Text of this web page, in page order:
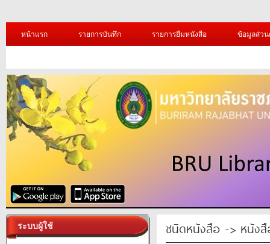
หน้าแรก รายการบันทึก รายการยืมหนังสือ ข้อมูลส่ว
ระบบผู้ใช้ ชนิดหนังสือ -> หนังสื